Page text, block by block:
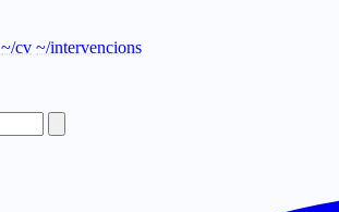
~/cv ~/intervencions